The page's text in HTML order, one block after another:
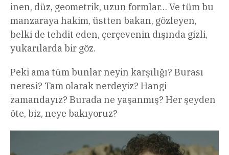
inen, düz, geometrik, uzun formlar… Ve tüm bu
manzaraya hakim, üstten bakan, gözleyen,
belki de tehdit eden, çerçevenin dışında gizli,
yukarılarda bir göz.
Peki ama tüm bunlar neyin karşılığı? Burası
neresi? Tam olarak nerdeyiz? Hangi
zamandayız? Burada ne yaşanmış? Her şeyden
öte, biz, neye bakıyoruz?